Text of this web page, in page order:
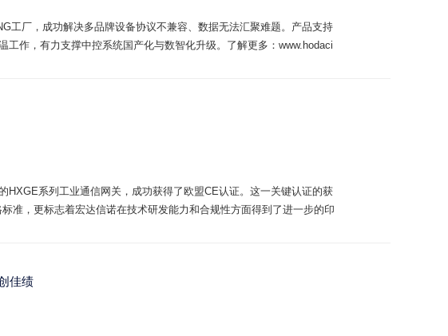
工厂，成功解决多品牌设备协议不兼容、数据无法汇聚难题。产品支持
作，有力支撑中控系统国产化与数智化升级。了解更多：www.hodaci
HXGE系列工业通信网关，成功获得了欧盟CE认证。这一关键认证的获
准，更标志着宏达信诺在技术研发能力和合规性方面得到了进一步的印
佳绩